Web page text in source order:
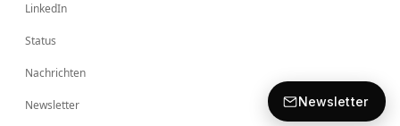
LinkedIn
Status
Nachrichten
Newsletter Newsletter